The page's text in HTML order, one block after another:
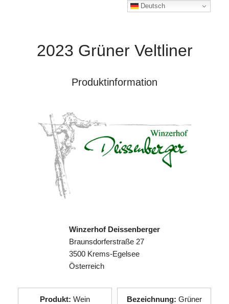
2023 Grüner Veltliner
Produktinformation
Winzerhof Deissenberger
Braunsdorferstraße 27
3500 Krems-Egelsee
Österreich
Produkt: Wein Bezeichnung: Grüner
Deutsch